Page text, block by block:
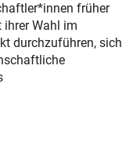
früher
ihrer Wahl im
durchzuführen, sich